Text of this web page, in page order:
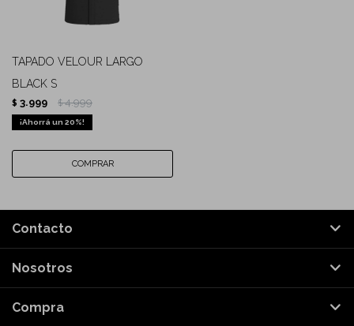
TAPADO VELOUR LARGO
BLACK S
$ 3.999 $ 4.999
20
Contacto
Nosotros
Compra